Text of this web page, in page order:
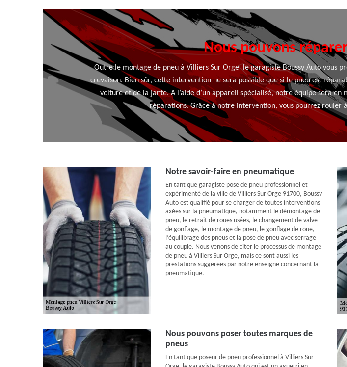
Nous pouvons
Outre le montage de pneu à Villiers Sur Orge, le garagiste Boussy Auto vous
crevaison. Bien sûr, cette intervention ne sera possible que si le pneu est
voiture et de la jante. A l’aide d’un appareil spécialisé, notre équipe sera
réparations. Grâce à notre intervention, vous pourrez rouler
Notre savoir-faire en pneumatique
En tant que garagiste pose de pneu professionnel et
expérimenté de la ville de Villiers Sur Orge 91700, Boussy
Auto est qualifié pour se charger de toutes interventions
axées sur la pneumatique, notamment le démontage de
pneu, le retrait de roues usées, le changement de valve
de gonflage, le montage de pneu, le gonflage de roue,
l’équilibrage des pneus et la pose de pneu avec serrage
au couple. Nous venons de citer le processus de montage
de pneu à Villiers Sur Orge, mais ce sont aussi les
prestations suggérées par notre enseigne concernant la
pneumatique.
Nous pouvons poser toutes marques de
pneus
En tant que poseur de pneu professionnel à Villiers Sur